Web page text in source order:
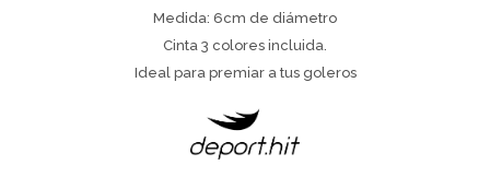
Medida: 6cm de diámetro
Cinta 3 colores incluida.
Ideal para premiar a tus goleros